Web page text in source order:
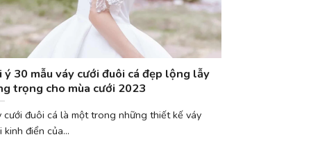
ý 30 mẫu váy cưới đuôi cá đẹp lộng lẫy
trọng cho mùa cưới 2023
cưới đuôi cá là một trong những thiết kế váy
kinh điển của...